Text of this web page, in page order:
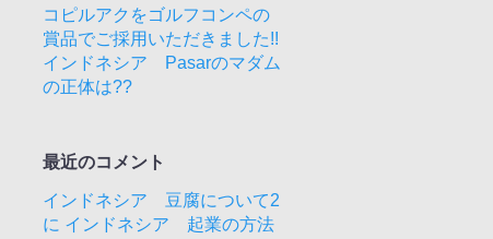
コピルアクをゴルフコンペの
賞品でご採用いただきました!!
インドネシア Pasarのマダム
の正体は??
最近のコメント
インドネシア 豆腐について2
に インドネシア 起業の方法